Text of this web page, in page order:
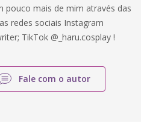
pouco mais de mim através das
redes sociais Instagram
TikTok @_haru.cosplay !
Fale com o autor